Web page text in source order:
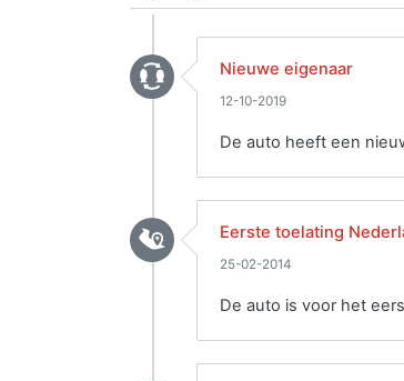
Nieuwe eigenaar
12-10-2019
De auto heeft een
Eerste toelating
25-02-2014
De auto is voor het